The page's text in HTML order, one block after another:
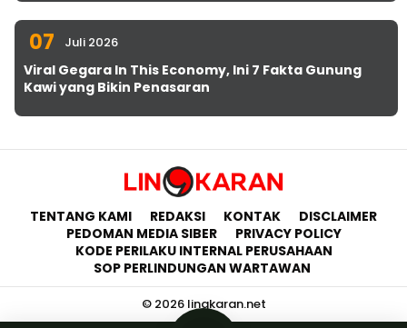
07 Juli 2026
Viral Gegara In This Economy, Ini 7 Fakta Gunung
Kawi yang Bikin Penasaran
TENTANG KAMI REDAKSI KONTAK
DISCLAIMER
PEDOMAN MEDIA SIBER
PRIVACY POLICY
KODE PERILAKU INTERNAL PERUSAHAAN
SOP PERLINDUNGAN WARTAWAN
© 2026 lingkaran.net